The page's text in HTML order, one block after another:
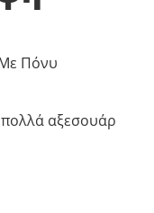
Πόνυ
πολλά αξεσουάρ